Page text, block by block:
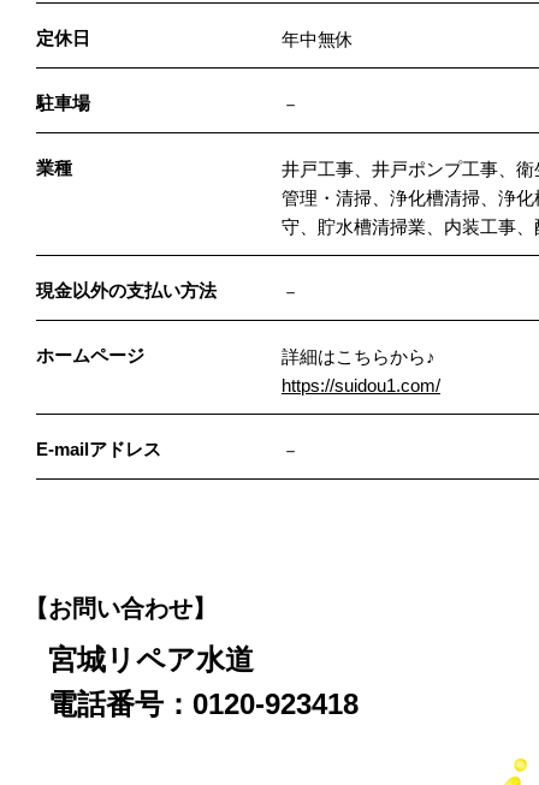
定休日 年中無休
駐車場 －
業種
井戸工事、井戸ポンプ工事、
管理・清掃、浄化槽清掃、浄
守、貯水槽清掃業、内装工事
現金以外の支払い方法 －
ホームページ
詳細はこちらから♪
https://suidou1.com/
E-mailアドレス －
【お問い合わせ】
宮城リペア水道
電話番号：0120-923418